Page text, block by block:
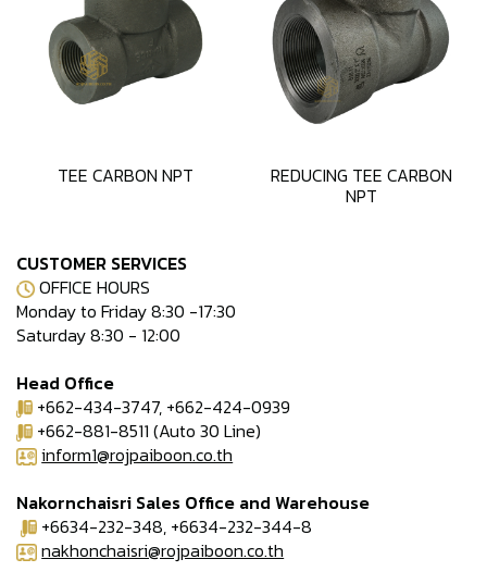
TEE CARBON NPT REDUCING TEE CARBON
NPT
CUSTOMER SERVICES
OFFICE HOURS
Monday to Friday 8:30 -17:30
Saturday 8:30 - 12:00
Head Office
+662-434-3747, +662-424-0939
+662-881-8511 (Auto 30 Line)
inform1@rojpaiboon.co.th
Nakornchaisri Sales Office and Warehouse
+6634-232-348, +6634-232-344-8
nakhonchaisri@rojpaiboon.co.th